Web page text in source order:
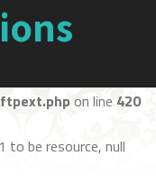
be resource, null
on line 420
to be resource, null